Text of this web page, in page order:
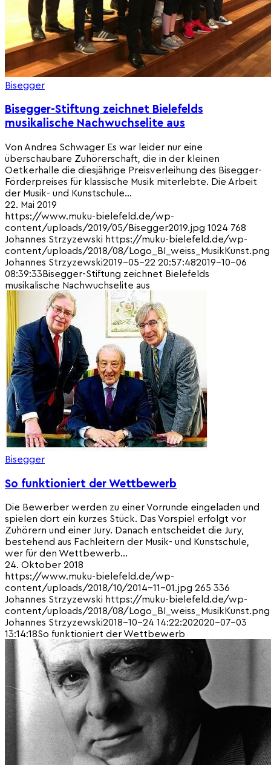
Bisegger
Bisegger-Stiftung zeichnet Bielefelds
musikalische Nachwuchselite aus
Von Andrea Schwager Es war leider nur eine
überschaubare Zuhörerschaft, die in der kleinen
Oetkerhalle die diesjährige Preisverleihung des Bisegger-
Förderpreises für klassische Musik miterlebte. Die Arbeit
der Musik- und Kunstschule…
22. Mai 2019
https://www.muku-bielefeld.de/wp-
content/uploads/2019/05/Bisegger2019.jpg 1024 768
Johannes Strzyzewski https://muku-bielefeld.de/wp-
content/uploads/2018/08/Logo_BI_weiss_MusikKunst.png
Johannes Strzyzewski2019-05-22 20:57:482019-10-06
08:39:33Bisegger-Stiftung zeichnet Bielefelds
musikalische Nachwuchselite aus
Bisegger
So funktioniert der Wettbewerb
Die Bewerber werden zu einer Vorrunde eingeladen und
spielen dort ein kurzes Stück. Das Vorspiel erfolgt vor
Zuhörern und einer Jury. Danach entscheidet die Jury,
bestehend aus Fachleitern der Musik- und Kunstschule,
wer für den Wettbewerb…
24. Oktober 2018
https://www.muku-bielefeld.de/wp-
content/uploads/2018/10/2014-11-01.jpg 265 336
Johannes Strzyzewski https://muku-bielefeld.de/wp-
content/uploads/2018/08/Logo_BI_weiss_MusikKunst.png
Johannes Strzyzewski2018-10-24 14:22:202020-07-03
13:14:18So funktioniert der Wettbewerb